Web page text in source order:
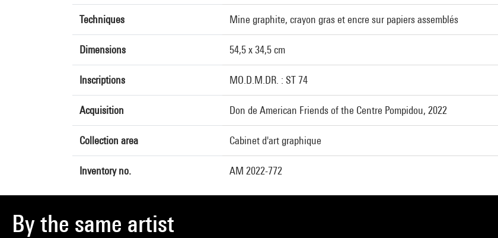
Techniques Mine graphite, crayon gras et encre sur papiers assemblés
Dimensions 54,5 x 34,5 cm
Inscriptions MO.D.M.DR. : ST 74
Acquisition Don de American Friends of the Centre Pompidou, 2022
Collection area Cabinet d'art graphique
Inventory no. AM 2022-772
By the same artist